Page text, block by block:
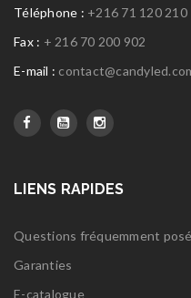
Téléphone : +216 71 120 210
Fax : + 216 70 200 902
E-mail :
LIENS RAPIDES
Questions fréquemment
Garanties
E-catalogue